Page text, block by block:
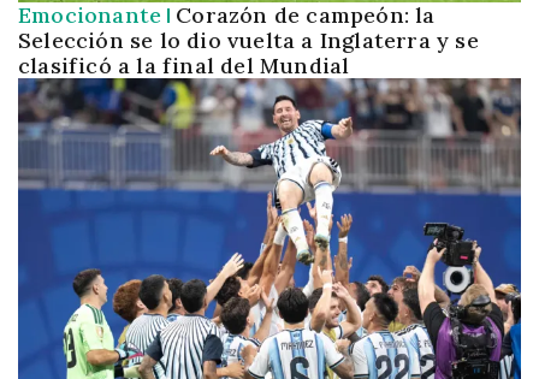
Emocionante
Corazón de campeón: la
Selección se lo dio vuelta a Inglaterra y se
clasificó a la final del Mundial